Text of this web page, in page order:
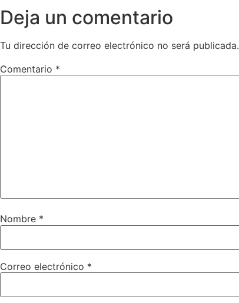
Deja un comentario
Tu dirección de correo electrónico no será publicada.
Comentario *
Nombre *
Correo electrónico *